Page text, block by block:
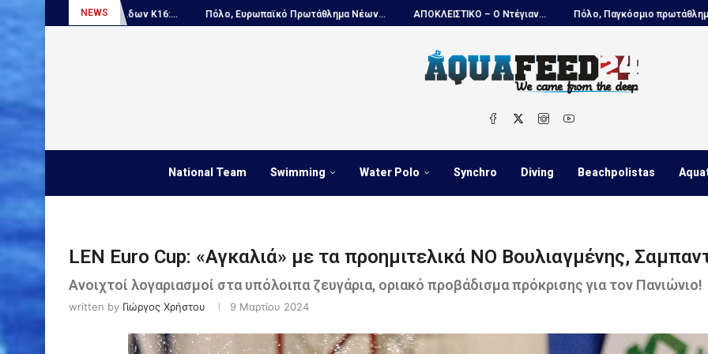
NEWS
Παίδων Κ16:... Πόλο, Ευρωπαϊκό Πρωτάθλημα Νέων... ΑΠΟΚΛΕΙΣΤΙΚΟ – Ο Ντέγιαν... Πόλο, Παγκόσμιο πρωτάθλημα Παίδων:...
National Team Swimming Water Polo Synchro Diving Beachpolistas
LEN Euro Cup: «Αγκαλιά» με τα προημιτελικά ΝΟ Βουλιαγμένης,
Ανοιχτοί λογαριασμοί στα υπόλοιπα ζευγάρια, οριακό προβάδισμα πρόκρισης για τον Πανιώνιο!
written by Γιώργος Χρήστου 9 Μαρτίου 2024